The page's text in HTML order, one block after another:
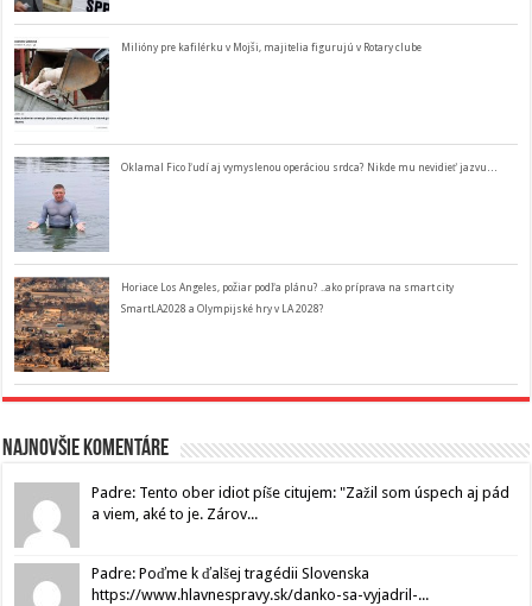
Milióny pre kafilérku v Mojši, majitelia figurujú v Rotary clube
Oklamal Fico ľudí aj vymyslenou operáciou srdca? Nikde mu nevidieť jazvu…
Horiace Los Angeles, požiar podľa plánu? ..ako príprava na smart city
SmartLA2028 a Olympijské hry v LA 2028?
Najnovšie komentáre
Padre: Tento ober idiot píše citujem: "Zažil som úspech aj pád
a viem, aké to je. Zárov...
Padre: Poďme k ďalšej tragédii Slovenska
https://www.hlavnespravy.sk/danko-sa-vyjadril-...